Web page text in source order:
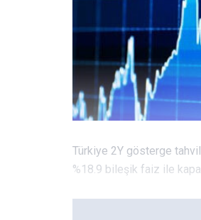
Türkiye 2Y gösterge
%18.9 bileşik faiz ile